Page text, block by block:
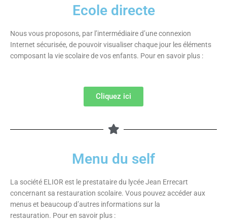
Ecole directe
Nous vous proposons, par l’intermédiaire d’une connexion
Internet sécurisée, de pouvoir visualiser chaque jour les éléments
composant la vie scolaire de vos enfants. Pour en savoir plus :
Cliquez ici
Menu du self
La société ELIOR est le prestataire du lycée Jean Errecart
concernant sa restauration scolaire. Vous pouvez accéder aux
menus et beaucoup d’autres informations sur la
restauration. Pour en savoir plus :